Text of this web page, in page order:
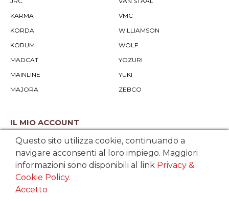
KARMA
KORDA
KORUM
MADCAT
MAINLINE
MAJORA
VMC
WILLIAMSON
WOLF
YOZURI
YUKI
ZEBCO
IL MIO ACCOUNT
IL MIO PROFILO
STORICO ORDINI
SERVIZIO CLIENTI
Questo sito utilizza cookie, continuando a
navigare acconsenti al loro impiego. Maggiori
informazioni sono disponibili al link Privacy &
Cookie Policy.
Accetto